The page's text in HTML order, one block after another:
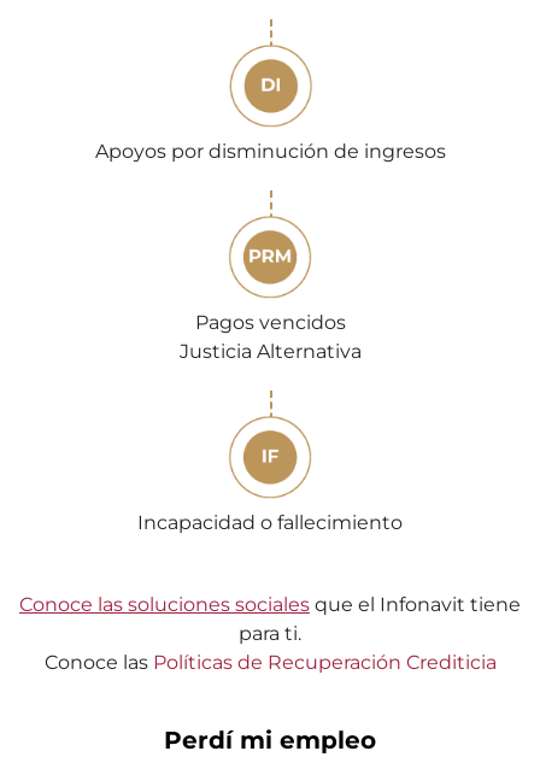
Apoyos por disminución de ingresos
Pagos vencidos
Justicia Alternativa
Incapacidad o fallecimiento
Conoce las soluciones sociales que el Infonavit tiene
para ti.
Conoce las Políticas de Recuperación Crediticia
Perdí mi empleo